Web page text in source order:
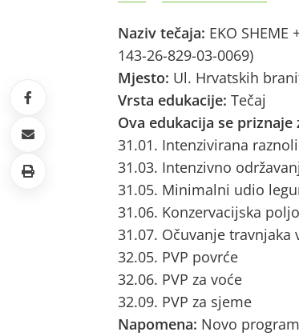
Naziv tečaja: EKO SHEME
143-26-829-03-0069)
Mjesto: Ul. Hrvatskih
Vrsta edukacije: Tečaj
Ova edukacija se priznaje
31.01. Intenzivirana
31.03. Intenzivno
31.05. Minimalni udio
31.06. Konzervacijska
31.07. Očuvanje
32.05. PVP povrće
32.06. PVP za voće
32.09. PVP za sjeme
Napomena: Novo